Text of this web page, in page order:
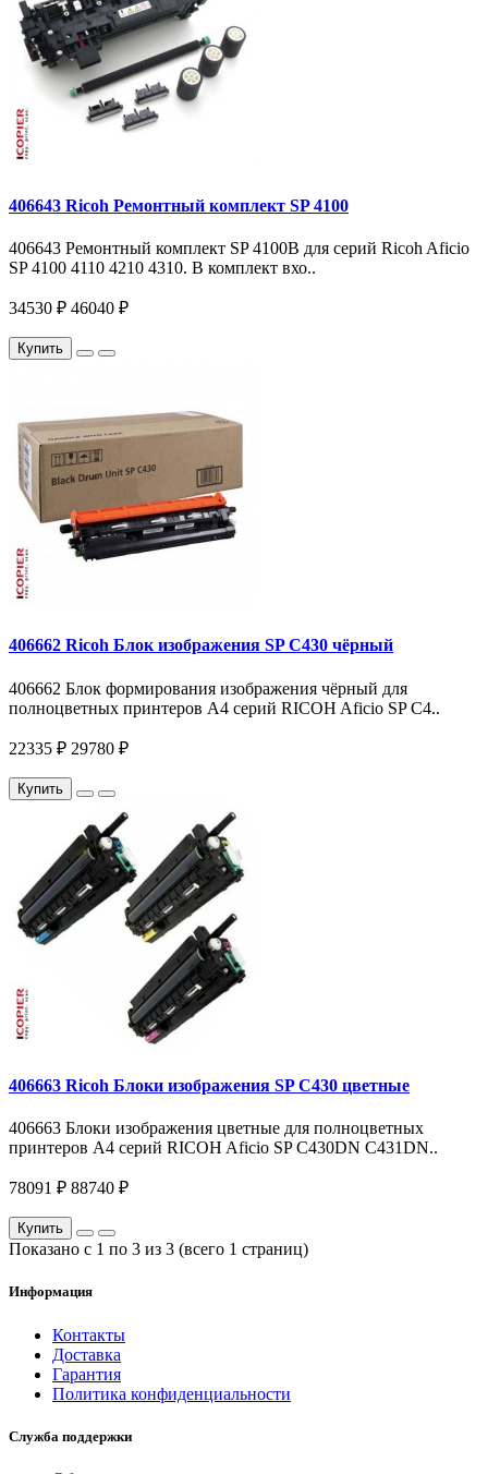
406643 Ricoh Ремонтный комплект SP 4100
406643 Ремонтный комплект SP 4100B для серий Ricoh Aficio
SP 4100 4110 4210 4310. В комплект вхо..
34530 ₽ 46040 ₽
Купить
406662 Ricoh Блок изображения SP C430 чёрный
406662 Блок формирования изображения чёрный для
полноцветных принтеров A4 серий RICOH Aficio SP C4..
22335 ₽ 29780 ₽
Купить
406663 Ricoh Блоки изображения SP C430 цветные
406663 Блоки изображения цветные для полноцветных
принтеров A4 серий RICOH Aficio SP C430DN C431DN..
78091 ₽ 88740 ₽
Купить
Показано с 1 по 3 из 3 (всего 1 страниц)
Информация
Контакты
Доставка
Гарантия
Политика конфиденциальности
Служба поддержки